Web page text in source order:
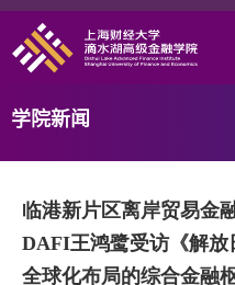
首页
学术研究
学院新闻
临港新片区离岸贸易金
DAFI王鸿鹭受访《解
全球化布局的综合金融